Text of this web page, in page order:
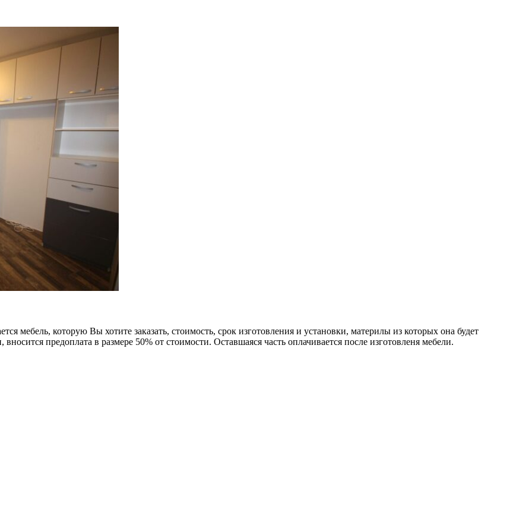
мебель, которую Вы хотите заказать, стоимость, срок изготовления и установки, материлы из которых она будет
предоплата в размере 50% от стоимости. Оставшаяся часть оплачивается после изготовленя мебели.